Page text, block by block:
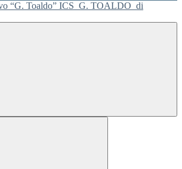
ICS G. TOALDO di